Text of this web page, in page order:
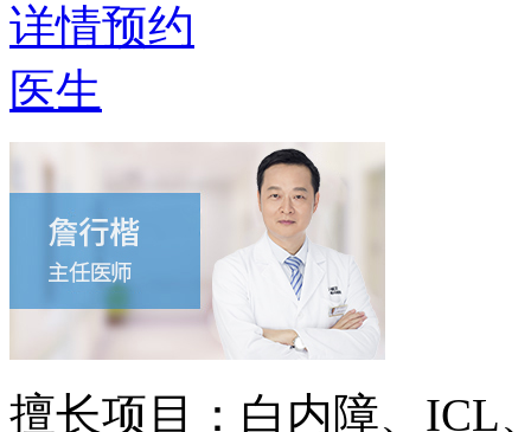
详情预约
医生
擅长项目： 白内障、ICL